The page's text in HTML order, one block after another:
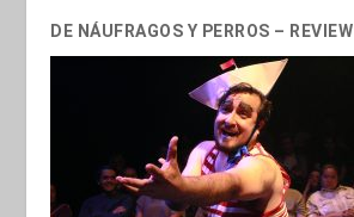
DE NÁUFRAGOS Y PERROS – REVIEW